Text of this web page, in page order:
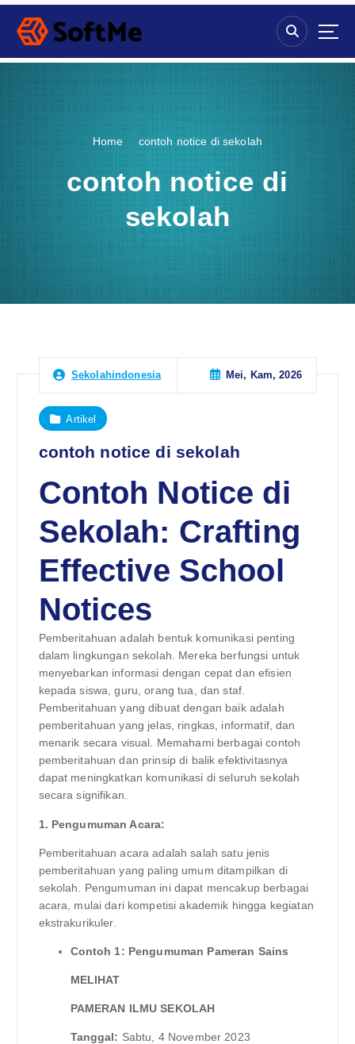
S
p
Home contoh notice di sekolah
contoh notice di
sekolah
Sekolahindonesia Mei, Kam, 2026
Artikel
contoh notice di sekolah
Contoh Notice di
Sekolah: Crafting
Effective School
Notices
Pemberitahuan adalah bentuk komunikasi penting
dalam lingkungan sekolah. Mereka berfungsi untuk
menyebarkan informasi dengan cepat dan efisien
kepada siswa, guru, orang tua, dan staf.
Pemberitahuan yang dibuat dengan baik adalah
pemberitahuan yang jelas, ringkas, informatif, dan
menarik secara visual. Memahami berbagai contoh
pemberitahuan dan prinsip di balik efektivitasnya
dapat meningkatkan komunikasi di seluruh sekolah
secara signifikan.
1. Pengumuman Acara:
Pemberitahuan acara adalah salah satu jenis
pemberitahuan yang paling umum ditampilkan di
sekolah. Pengumuman ini dapat mencakup berbagai
acara, mulai dari kompetisi akademik hingga kegiatan
ekstrakurikuler.
Contoh 1: Pengumuman Pameran Sains
MELIHAT
PAMERAN ILMU SEKOLAH
Tanggal: Sabtu, 4 November 2023